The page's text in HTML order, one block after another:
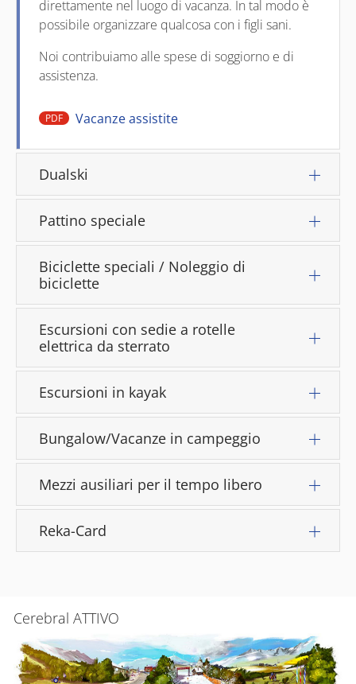
Cerebral ATTIVO
direttamente nel luogo di vacanza. In tal modo è
possibile organizzare qualcosa con i figli sani.
Noi contribuiamo alle spese di soggiorno e di
assistenza.
PDF Vacanze assistite
Dualski
Pattino speciale
Biciclette speciali / Noleggio di
biciclette
Escursioni con sedie a rotelle
elettrica da sterrato
Escursioni in kayak
Bungalow/Vacanze in campeggio
Mezzi ausiliari per il tempo libero
Reka-Card